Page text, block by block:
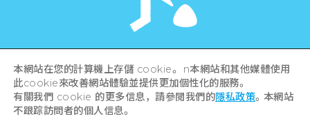
Hiroshima Prefecture / Hiroshima City .
All rights reserved
本網站在您的計算機上存儲 cookie。 n本網站和其他媒體使用
此cookie來改善網站體驗並提供更加個性化的服務。
有關我們 cookie 的更多信息，請參閱我們的隱私政策。本網站
不跟踪訪問者的個人信息。